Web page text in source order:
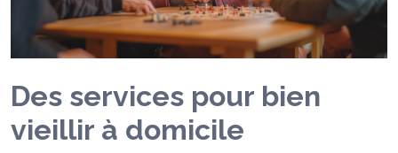
Des services pour bien
vieillir à domicile